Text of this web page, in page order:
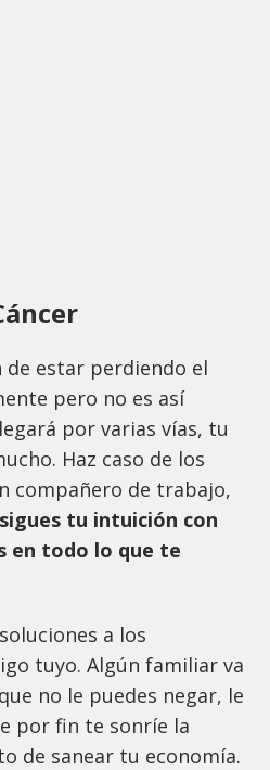
de estar perdiendo el
pero no es así
por varias vías, tu
Haz caso de los
compañero de trabajo,
tu intuición con
en todo lo que te
a los
tuyo. Algún familiar va
no le puedes negar, le
por fin te sonríe la
de sanear tu economía.